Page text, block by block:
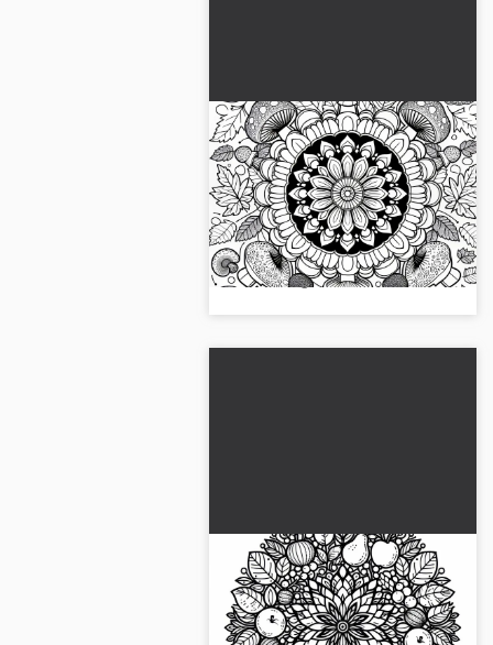
Mandala di funghi da
colorare per l'autunno -
Disponibile
gratuitamente
Scarica il mandala dei funghi per
l'autunno! Scarica ora il disegno
da colorare gratuitamente e porta
colore nel gioco...
Mandala di frutti
autunnali da colorare
gratuitamente
L'immagine da colorare con frutti